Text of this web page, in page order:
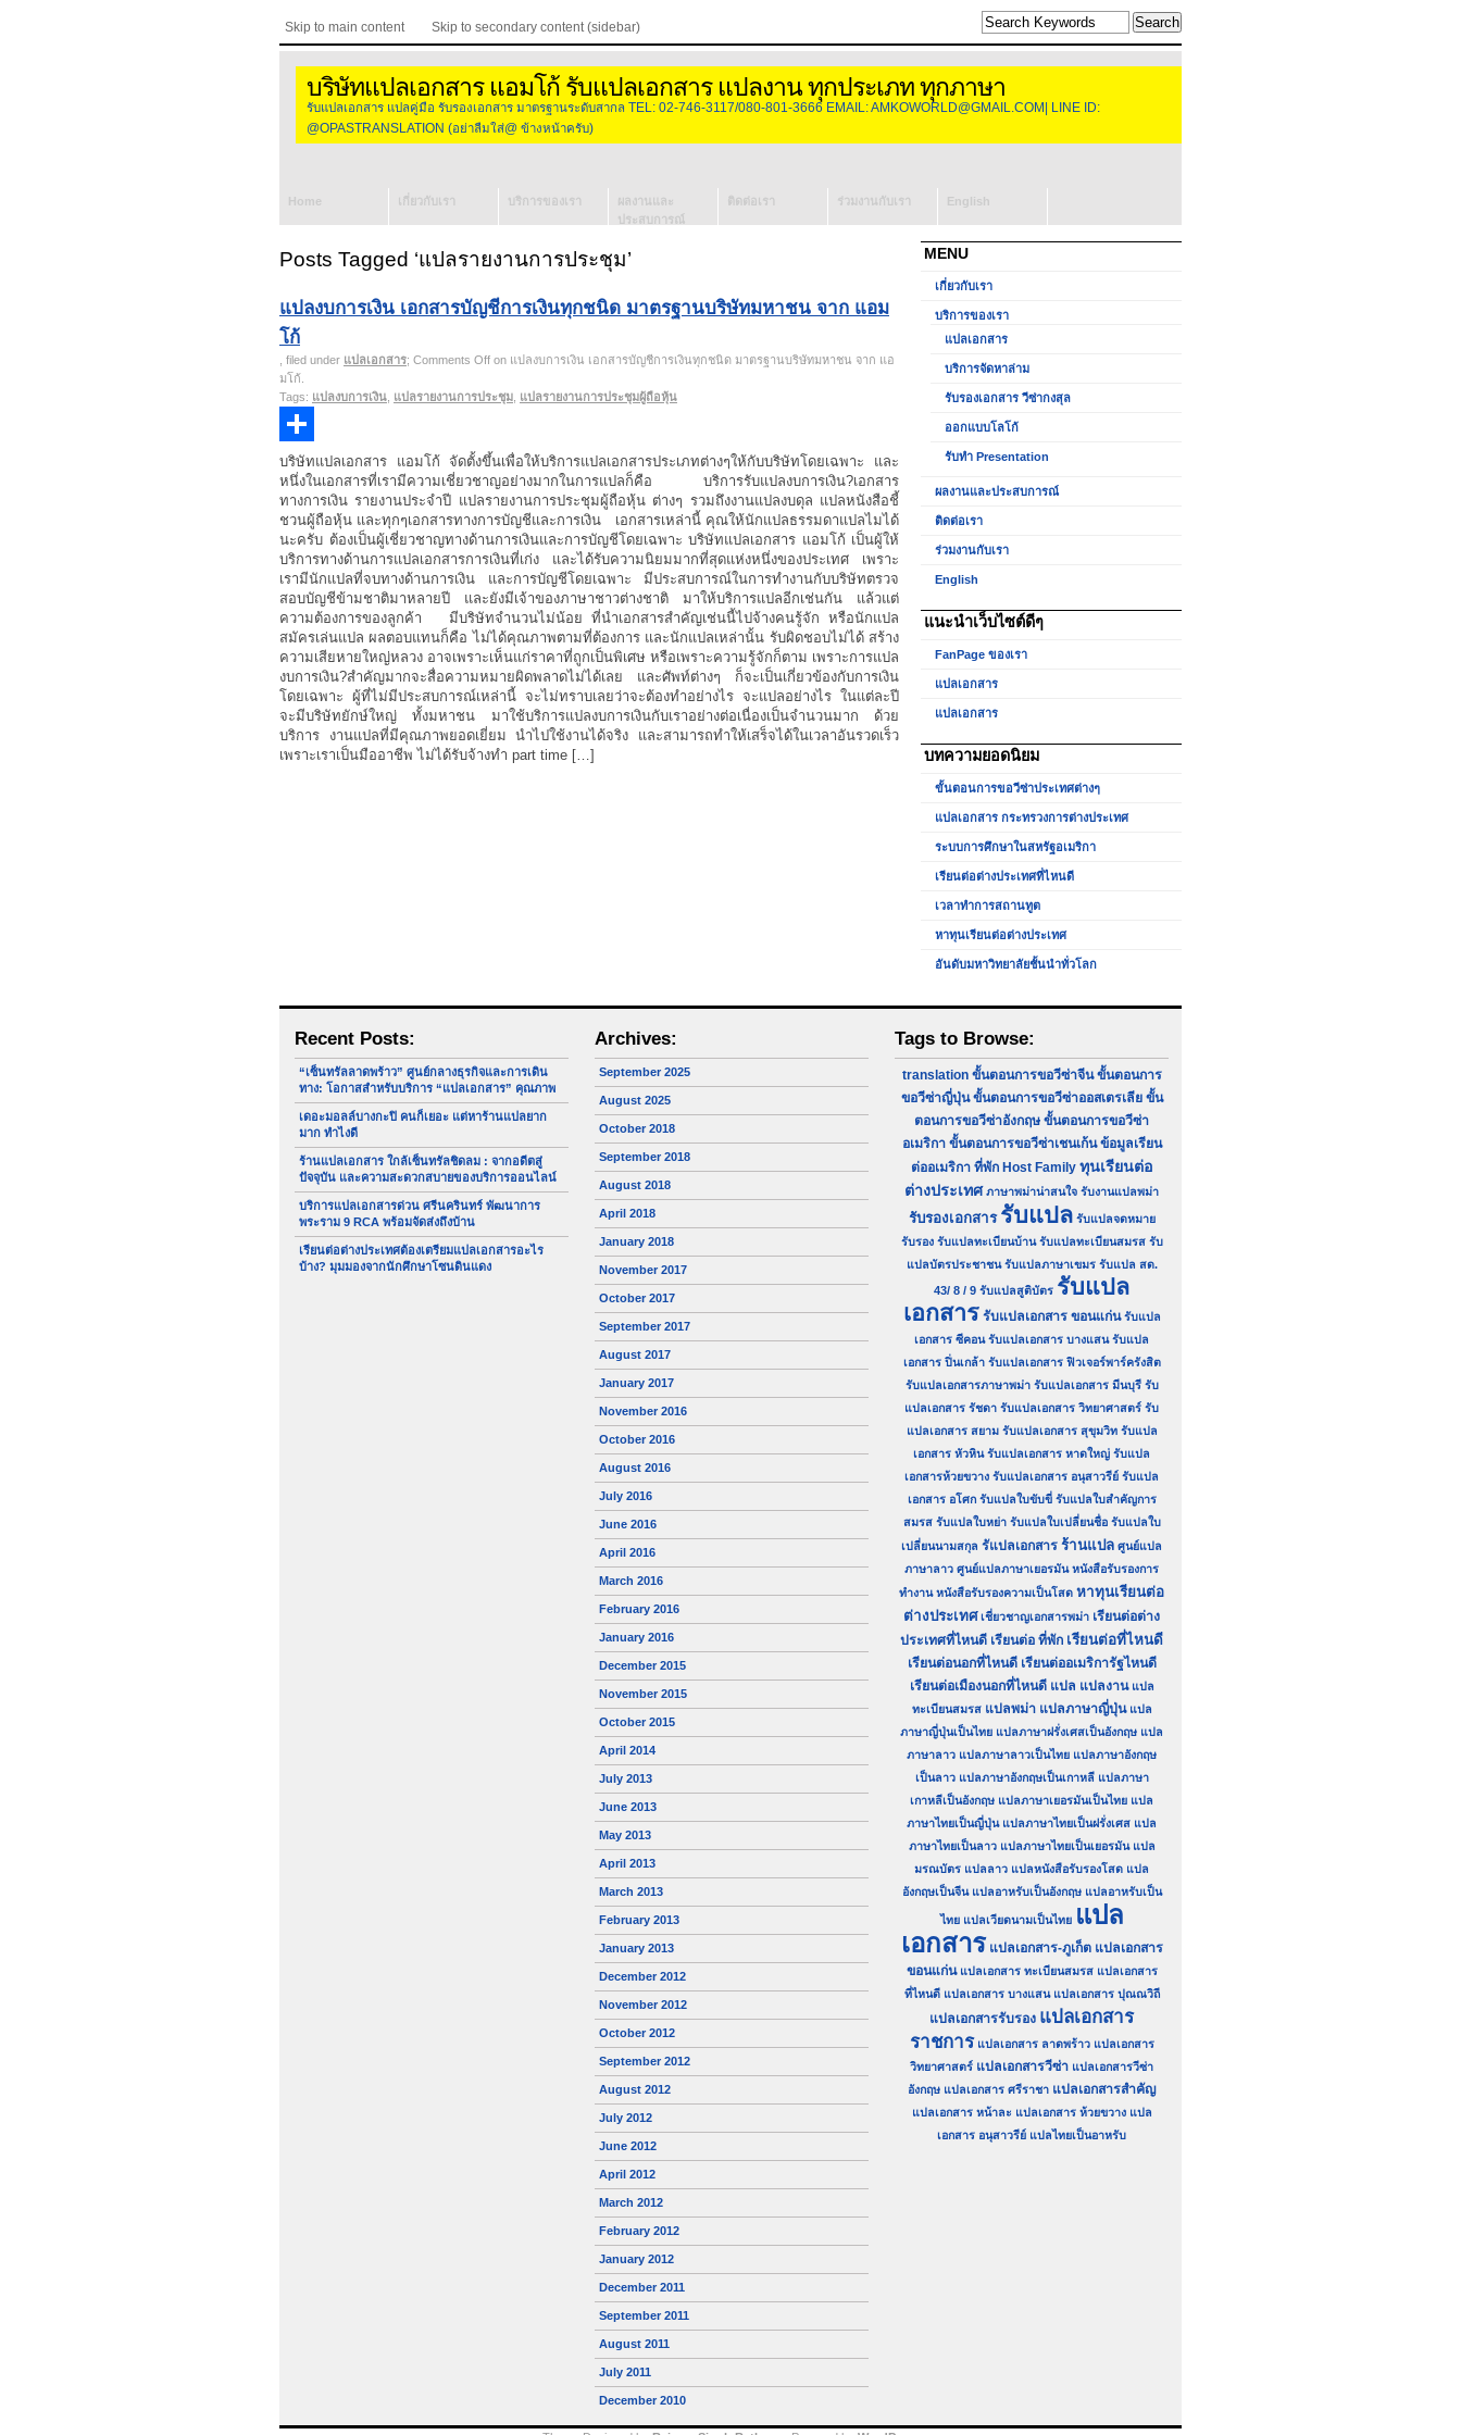
Skip to main content Skip to secondary content (sidebar)
บริษัทแปลเอกสาร แอมโก้ รับแปลเอกสาร แปลงาน ทุกประเภท ทุกภาษา
รับแปลเอกสาร แปลคู่มือ รับรองเอกสาร มาตรฐานระดับสากล TEL: 02-746-3117/080-801-3666 EMAIL: AMKOWORLD@GMAIL.COM| LINE ID:
@OPASTRANSLATION (อย่าลืมใส่@ ข้างหน้าครับ)
Home เกี่ยวกับเรา บริการของเรา
รับรองเอกสาร
Presentation
ผลงานและ
ประสบการณ์
ติดต่อเรา ร่วมงานกับเรา English
Posts Tagged ‘แปลรายงานการประชุม’
แปลงบการเงิน เอกสารบัญชีการเงินทุกชนิด มาตรฐานบริษัทมหาชน จาก แอม
โก้
, filed under แปลเอกสาร; Comments Off on แปลงบการเงิน เอกสารบัญชีการเงินทุกชนิด มาตรฐานบริษัทมหาชน จาก แอ
มโก้
Tags: แปลงบการเงิน แปลรายงานการประชุม แปลรายงานการประชุมผู้ถือหุ้น
Share
บริษัทแปลเอกสาร แอมโก้ จัดตั้งขึ้นเพื่อให้บริการแปลเอกสารประเภทต่างๆให้กับบริษัทโดยเฉพาะ และ
หนึ่งในเอกสารที่เรามีความเชี่ยวชาญอย่างมากในการแปลก็คือ บริการรับแปลงบการเงิน?เอกสาร
ทางการเงิน รายงานประจำปี แปลรายงานการประชุมผู้ถือหุ้น ต่างๆ รวมถึงงานแปลงบดุล แปลหนังสือชี้
ชวนผู้ถือหุ้น และทุกๆเอกสารทางการบัญชีและการเงิน เอกสารเหล่านี้ คุณให้นักแปลธรรมดาแปลไมได้
นะครับ ต้องเป็นผู้เชี่ยวชาญทางด้านการเงินและการบัญชีโดยเฉพาะ บริษัทแปลเอกสาร แอมโก้ เป็นผู้ให้
บริการทางด้านการแปลเอกสารการเงินที่เก่ง และได้รับความนิยมมากที่สุดแห่งหนึ่งของประเทศ เพราะ
เรามีนักแปลที่จบทางด้านการเงิน และการบัญชีโดยเฉพาะ มีประสบการณ์ในการทำงานกับบริษัทตรวจ
สอบบัญชีข้ามชาติมาหลายปี และยังมีเจ้าของภาษาชาวต่างชาติ มาให้บริการแปลอีกเช่นกัน แล้วแต่
ความต้องการของลูกค้า มีบริษัทจำนวนไม่น้อย ที่นำเอกสารสำคัญเช่นนี้ไปจ้างคนรู้จัก หรือนักแปล
สมัครเล่นแปล ผลตอบแทนก็คือ ไม่ได้คุณภาพตามที่ต้องการ และนักแปลเหล่านั้น รับผิดชอบไม่ได้ สร้าง
ความเสียหายใหญ่หลวง อาจเพราะเห็นแก่ราคาที่ถูกเป็นพิเศษ หรือเพราะความรู้จักก็ตาม เพราะการแปล
งบการเงิน?สำคัญมากจะสื่อความหมายผิดพลาดไม่ได้เลย และศัพท์ต่างๆ ก็จะเป็นเกี่ยวข้องกับการเงิน
โดยเฉพาะ ผู้ที่ไม่มีประสบการณ์เหล่านี้ จะไม่ทราบเลยว่าจะต้องทำอย่างไร จะแปลอย่างไร ในแต่ละปี
จะมีบริษัทยักษ์ใหญ่ ทั้งมหาชน มาใช้บริการแปลงบการเงินกับเราอย่างต่อเนื่องเป็นจำนวนมาก ด้วย
บริการ งานแปลที่มีคุณภาพยอดเยี่ยม นำไปใช้งานได้จริง และสามารถทำให้เสร็จได้ในเวลาอันรวดเร็ว
เพราะเราเป็นมืออาชีพ ไม่ได้รับจ้างทำ part time […]
MENU
เกี่ยวกับเรา
บริการของเรา
แปลเอกสาร
บริการจัดหาล่าม
รับรองเอกสาร วีซ่ากงสุล
ออกแบบโลโก้
รับทำ Presentation
ผลงานและประสบการณ์
ติดต่อเรา
ร่วมงานกับเรา
English
แนะนำเว็บไซต์ดีๆ
FanPage ของเรา
แปลเอกสาร
แปลเอกสาร
บทความยอดนิยม
ขั้นตอนการขอวีซ่าประเทศต่างๆ
แปลเอกสาร กระทรวงการต่างประเทศ
ระบบการศึกษาในสหรัฐอเมริกา
เรียนต่อต่างประเทศที่ไหนดี
เวลาทำการสถานทูต
หาทุนเรียนต่อต่างประเทศ
อันดับมหาวิทยาลัยชั้นนำทั่วโลก
Recent Posts:
“เซ็นทรัลลาดพร้าว” ศูนย์กลางธุรกิจและการเดิน
ทาง: โอกาสสำหรับบริการ “แปลเอกสาร” คุณภาพ
เดอะมอลล์บางกะปิ คนก็เยอะ แต่หาร้านแปลยาก
มาก ทำไงดี
ร้านแปลเอกสาร ใกล้เซ็นทรัลชิดลม : จากอดีตสู่
ปัจจุบัน และความสะดวกสบายของบริการออนไลน์
บริการแปลเอกสารด่วน ศรีนครินทร์ พัฒนาการ
พระราม 9 RCA พร้อมจัดส่งถึงบ้าน
เรียนต่อต่างประเทศต้องเตรียมแปลเอกสารอะไร
บ้าง? มุมมองจากนักศึกษาโซนดินแดง
Archives:
September 2025
August 2025
October 2018
September 2018
August 2018
April 2018
January 2018
November 2017
October 2017
September 2017
August 2017
January 2017
November 2016
October 2016
August 2016
July 2016
June 2016
April 2016
March 2016
February 2016
January 2016
December 2015
November 2015
October 2015
April 2014
July 2013
June 2013
May 2013
April 2013
March 2013
February 2013
January 2013
December 2012
November 2012
October 2012
September 2012
August 2012
July 2012
June 2012
April 2012
March 2012
February 2012
January 2012
December 2011
September 2011
August 2011
July 2011
December 2010
Tags to Browse:
translation ขั้นตอนการขอวีซ่าจีน ขั้นตอนการ
ขอวีซ่าญี่ปุ่น ขั้นตอนการขอวีซ่าออสเตรเลีย ขั้น
ตอนการขอวีซ่าอังกฤษ ขั้นตอนการขอวีซ่า
อเมริกา ขั้นตอนการขอวีซ่าเชนเก้น ข้อมูลเรียน
ต่ออเมริกา ที่พัก Host Family ทุนเรียนต่อ
ต่างประเทศ ภาษาพม่าน่าสนใจ รับงานแปลพม่า
รับรองเอกสาร รับแปล รับแปลจดหมาย
รับรอง รับแปลทะเบียนบ้าน รับแปลทะเบียนสมรส รับ
แปลบัตรประชาชน รับแปลภาษาเขมร รับแปล สด.
43/ 8 / 9 รับแปลสูติบัตร รับแปล
เอกสาร รับแปลเอกสาร ขอนแก่น รับแปล
เอกสาร ซีคอน รับแปลเอกสาร บางแสน รับแปล
เอกสาร ปิ่นเกล้า รับแปลเอกสาร ฟิวเจอร์พาร์ครังสิต
รับแปลเอกสารภาษาพม่า รับแปลเอกสาร มีนบุรี รับ
แปลเอกสาร รัชดา รับแปลเอกสาร วิทยาศาสตร์ รับ
แปลเอกสาร สยาม รับแปลเอกสาร สุขุมวิท รับแปล
เอกสาร หัวหิน รับแปลเอกสาร หาดใหญ่ รับแปล
เอกสารห้วยขวาง รับแปลเอกสาร อนุสาวรีย์ รับแปล
เอกสาร อโศก รับแปลใบขับขี่ รับแปลใบสำคัญการ
สมรส รับแปลใบหย่า รับแปลใบเปลี่ยนชื่อ รับแปลใบ
เปลี่ยนนามสกุล รัแปลเอกสาร ร้านแปล ศูนย์แปล
ภาษาลาว ศูนย์แปลภาษาเยอรมัน หนังสือรับรองการ
ทำงาน หนังสือรับรองความเป็นโสด หาทุนเรียนต่อ
ต่างประเทศ เชี่ยวชาญเอกสารพม่า เรียนต่อต่าง
ประเทศที่ไหนดี เรียนต่อ ที่พัก เรียนต่อที่ไหนดี
เรียนต่อนอกที่ไหนดี เรียนต่ออเมริการัฐไหนดี
เรียนต่อเมืองนอกที่ไหนดี แปล แปลงาน แปล
ทะเบียนสมรส แปลพม่า แปลภาษาญี่ปุ่น แปล
ภาษาญี่ปุ่นเป็นไทย แปลภาษาฝรั่งเศสเป็นอังกฤษ แปล
ภาษาลาว แปลภาษาลาวเป็นไทย แปลภาษาอังกฤษ
เป็นลาว แปลภาษาอังกฤษเป็นเกาหลี แปลภาษา
เกาหลีเป็นอังกฤษ แปลภาษาเยอรมันเป็นไทย แปล
ภาษาไทยเป็นญี่ปุ่น แปลภาษาไทยเป็นฝรั่งเศส แปล
ภาษาไทยเป็นลาว แปลภาษาไทยเป็นเยอรมัน แปล
มรณบัตร แปลลาว แปลหนังสือรับรองโสด แปล
อังกฤษเป็นจีน แปลอาหรับเป็นอังกฤษ แปลอาหรับเป็น
ไทย แปลเวียดนามเป็นไทย แปล
เอกสาร แปลเอกสาร-ภูเก็ต แปลเอกสาร
ขอนแก่น แปลเอกสาร ทะเบียนสมรส แปลเอกสาร
ที่ไหนดี แปลเอกสาร บางแสน แปลเอกสาร ปุณณวิถี
แปลเอกสารรับรอง แปลเอกสาร
ราชการ แปลเอกสาร ลาดพร้าว แปลเอกสาร
วิทยาศาสตร์ แปลเอกสารวีซ่า แปลเอกสารวีซ่า
อังกฤษ แปลเอกสาร ศรีราชา แปลเอกสารสำคัญ
แปลเอกสาร หน้าละ แปลเอกสาร ห้วยขวาง แปล
เอกสาร อนุสาวรีย์ แปลไทยเป็นอาหรับ